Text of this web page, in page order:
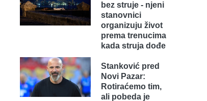
bez struje - njeni
stanovnici
organizuju život
prema trenucima
kada struja dođe
Stanković pred
Novi Pazar:
Rotiraćemo tim,
ali pobeda je